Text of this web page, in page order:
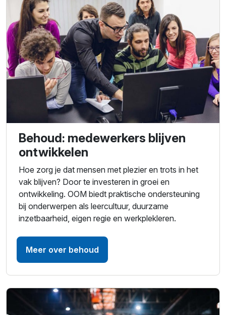
Behoud: medewerkers blijven
ontwikkelen
Hoe zorg je dat mensen met plezier en trots in het
vak blijven? Door te investeren in groei en
ontwikkeling. OOM biedt praktische ondersteuning
bij onderwerpen als leercultuur, duurzame
inzetbaarheid, eigen regie en werkplekleren.
Meer over behoud